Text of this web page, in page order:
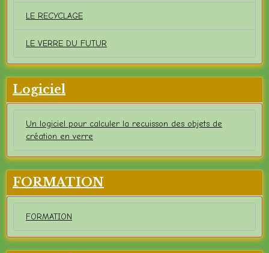
LE RECYCLAGE
LE VERRE DU FUTUR
Logiciel
Un logiciel pour calculer la recuisson des objets de
création en verre
FORMATION
FORMATION